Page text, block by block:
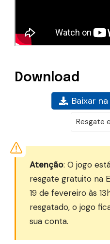
Download
Baixar
Resgate
Atenção: O jogo
resgate gratuito na
19 de fevereiro às
resgatado, o jogo
sua conta.